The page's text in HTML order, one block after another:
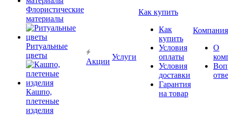
Флористические
материалы
Ритуальные
цветы
Кашпо,
плетеные
изделия
Акции
Услуги
Как купить
Как
купить
Условия
оплаты
Условия
доставки
Гарантия
на товар
Компания
О